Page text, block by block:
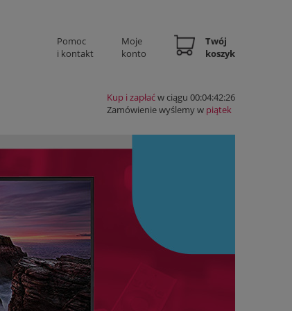
Pomoc
i kontakt
Moje
konto
Twój
koszyk
Kup i zapłaćw ciągu 00:04:42:25
Zamówienie wyślemy w piątek